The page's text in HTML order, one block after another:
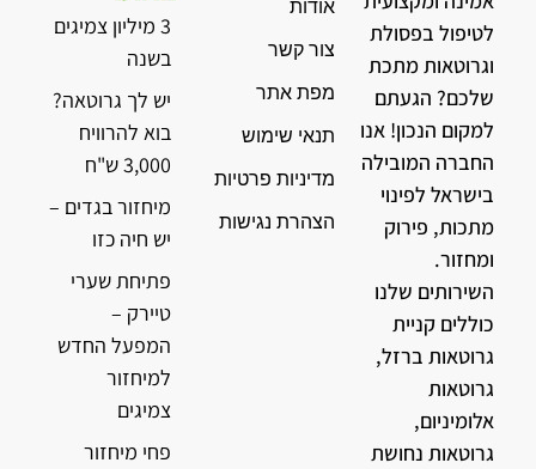
לטיפול בפסולת
וגרוטאות מתכת
שלכם? הגעתם
למקום הנכון! אנו
החברה המובילה
בישראל לפינוי
מתכות, פירוק
ומחזור.
השירותים שלנו
כוללים קניית
גרוטאות ברזל,
גרוטאות
אלומיניום,
גרוטאות נחושת
אודות
צור קשר
מפת אתר
תנאי שימוש
מדיניות פרטיות
הצהרת נגישות
3 מיליון צמיגים
בשנה
יש לך גרוטאה?
בוא להרוויח
3,000 ש"ח
מיחזור בגדים –
יש חיה כזו
פתיחת שערי
טיירק –
המפעל החדש
למיחזור
צמיגים
פחי מיחזור